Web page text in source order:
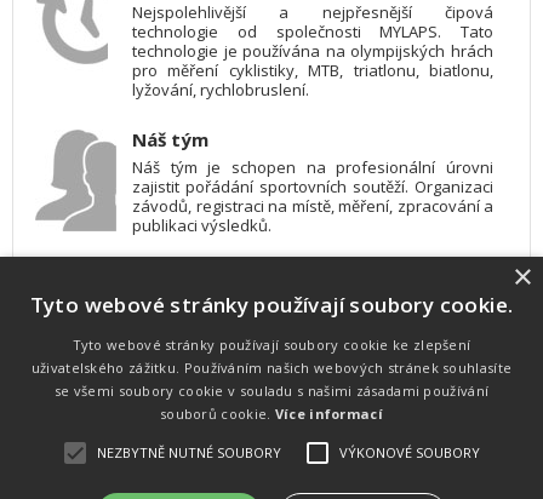
Nejspolehlivější a nejpřesnější čipová
technologie od společnosti MYLAPS. Tato
technologie je používána na olympijských hrách
pro měření cyklistiky, MTB, triatlonu, biatlonu,
lyžování, rychlobruslení.
Náš tým
Náš tým je schopen na profesionální úrovni
zajistit pořádání sportovních soutěží. Organizaci
závodů, registraci na místě, měření, zpracování a
publikaci výsledků.
Pro měření, zpracování a publikaci výsledků
používáme software vyvinutý na zakázku. Lze
online publikovat výsledky komentátorovi na
obrazovky a s nepatrným zpožděním na
webových stránkách.
×
Tyto webové stránky používají soubory cookie.
Tyto webové stránky používají soubory cookie ke zlepšení
uživatelského zážitku. Používáním našich webových stránek souhlasíte
se všemi soubory cookie v souladu s našimi zásadami používání
souborů cookie. Více informací
NEZBYTNĚ NUTNÉ SOUBORY VÝKONOVÉ SOUBORY